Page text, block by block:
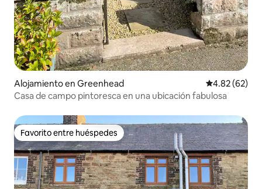
Alojamiento en Greenhead Calificación
4.82 (62)
Casa de campo pintoresca en una ubicación fabulosa
Favorito entre huéspedes
Favorito entre huéspedes